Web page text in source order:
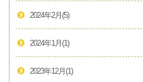
2024年2月 (5)
2024年1月 (1)
2023年12月 (1)